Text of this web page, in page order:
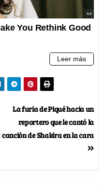
La furia de Piqué hacia un
reportero que le cantó la
canción de Shakira en la cara